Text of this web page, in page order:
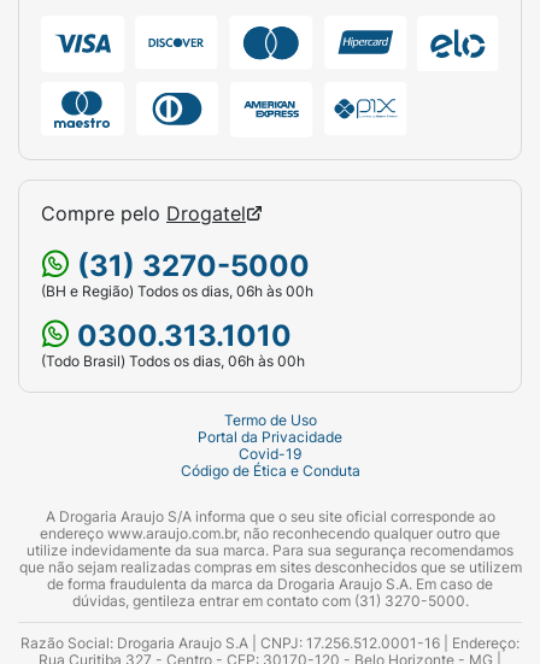
Compre pelo Drogatel
(31) 3270-5000
(BH e Região) Todos os dias, 06h às 00h
0300.313.1010
(Todo Brasil) Todos os dias, 06h às 00h
Termo de Uso
Portal da Privacidade
Covid-19
Código de Ética e Conduta
A Drogaria Araujo S/A informa que o seu site oficial corresponde ao
endereço www.araujo.com.br, não reconhecendo qualquer outro que
utilize indevidamente da sua marca. Para sua segurança recomendamos
que não sejam realizadas compras em sites desconhecidos que se utilizem
de forma fraudulenta da marca da Drogaria Araujo S.A. Em caso de
dúvidas, gentileza entrar em contato com (31) 3270-5000.
Razão Social: Drogaria Araujo S.A | CNPJ: 17.256.512.0001-16 | Endereço:
Rua Curitiba 327 - Centro - CEP: 30170-120 - Belo Horizonte - MG |